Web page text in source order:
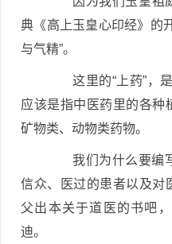
典《高上玉皇心印经》的
与气精”。
这里的“上药”，是
应该是指中医药里的各种
矿物类、动物类药物。
我们为什么要编写
信众、医过的患者以及对
父出本关于道医的书吧
迪。